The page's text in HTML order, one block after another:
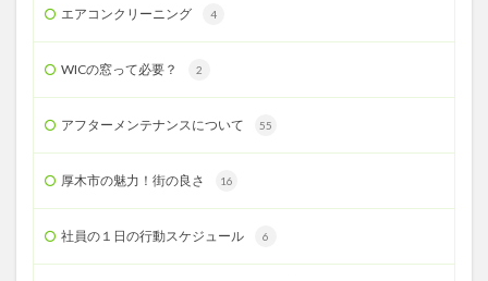
エアコンクリーニング 4
WICの窓って必要？ 2
アフターメンテナンスについて 55
厚木市の魅力！街の良さ 16
社員の１日の行動スケジュール 6